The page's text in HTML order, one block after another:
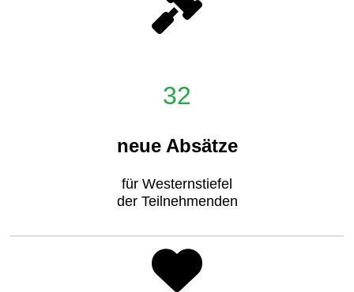
32
neue Absätze
für Westernstiefel
der Teilnehmenden